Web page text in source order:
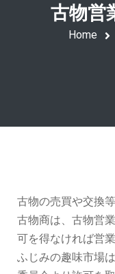
古物営
Home
古物の売買や交換
古物商は、古物営
可を得なければ営
ふじみの趣味市場